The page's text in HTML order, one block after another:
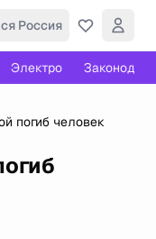
Россия
Электро
погиб человек